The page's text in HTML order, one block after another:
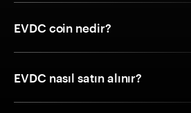
EVDC coin nedir?
EVDC nasıl satın alınır?